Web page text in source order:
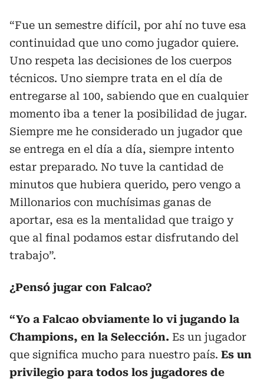
“Fue un semestre difícil, por ahí no tuve esa
continuidad que uno como jugador quiere.
Uno respeta las decisiones de los cuerpos
técnicos. Uno siempre trata en el día de
entregarse al 100, sabiendo que en cualquier
momento iba a tener la posibilidad de jugar.
Siempre me he considerado un jugador que
se entrega en el día a día, siempre intento
estar preparado. No tuve la cantidad de
minutos que hubiera querido, pero vengo a
Millonarios con muchísimas ganas de
aportar, esa es la mentalidad que traigo y
que al final podamos estar disfrutando del
trabajo”.
¿Pensó jugar con Falcao?
“Yo a Falcao obviamente lo vi jugando la
Champions, en la Selección. Es un jugador
que significa mucho para nuestro país. Es un
privilegio para todos los jugadores de